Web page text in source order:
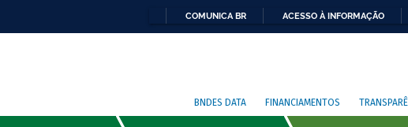
COMUNICA BR ACESSO À INFORMAÇÃO
BNDES DATA FINANCIAMENTOS